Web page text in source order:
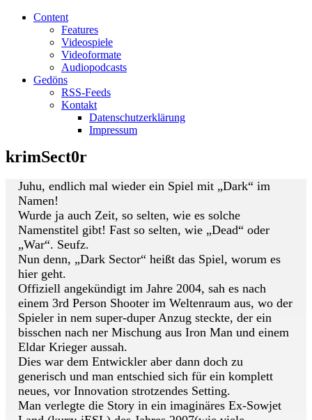
Content
Features
Videospiele
Videoformate
Audiopodcasts
Gedöns
RSS-Feeds
Kontakt
Datenschutzerklärung
Impressum
krimSect0r
Juhu, endlich mal wieder ein Spiel mit „Dark“ im
Namen!
Wurde ja auch Zeit, so selten, wie es solche
Namenstitel gibt! Fast so selten, wie „Dead“ oder
„War“. Seufz.
Nun denn, „Dark Sector“ heißt das Spiel, worum es
hier geht.
Offiziell angekündigt im Jahre 2004, sah es nach
einem 3rd Person Shooter im Weltenraum aus, wo der
Spieler in nem super-duper Anzug steckte, der ein
bisschen nach ner Mischung aus Iron Man und einem
Eldar Krieger aussah.
Dies war dem Entwickler aber dann doch zu
generisch und man entschied sich für ein komplett
neues, vor Innovation strotzendes Setting.
Man verlegte die Story in ein imaginäres Ex-Sowjet